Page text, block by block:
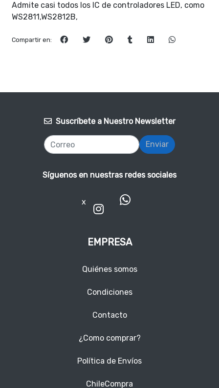
Admite casi todos los IC de controladores LED, como
WS2811,WS2812B,
Compartir en:
Suscríbete a Nuestro Newsletter
Enviar
Síguenos en nuestras redes sociales
x
EMPRESA
Quiénes somos
Condiciones
Contacto
¿Como comprar?
Política de Envíos
ChileCompra